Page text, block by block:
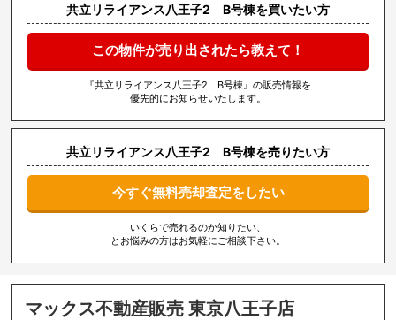
共立リライアンス八王子2 B号棟を買いたい方
この物件が売り出されたら教えて！
『共立リライアンス八王子2 B号棟』の販売情報を
優先的にお知らせいたします。
共立リライアンス八王子2 B号棟を売りたい方
今すぐ無料売却査定をしたい
いくらで売れるのか知りたい、
とお悩みの方はお気軽にご相談下さい。
マックス不動産販売 東京八王子店